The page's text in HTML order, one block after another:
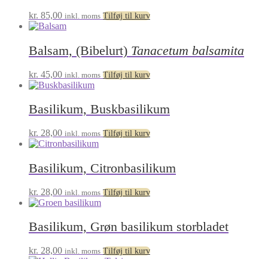
kr. 85,00 inkl. moms Tilføj til kurv
Balsam, (Bibelurt) Tanacetum balsamita
kr. 45,00 inkl. moms Tilføj til kurv
Basilikum, Buskbasilikum
kr. 28,00 inkl. moms Tilføj til kurv
Basilikum, Citronbasilikum
kr. 28,00 inkl. moms Tilføj til kurv
Basilikum, Grøn basilikum storbladet
kr. 28,00 inkl. moms Tilføj til kurv